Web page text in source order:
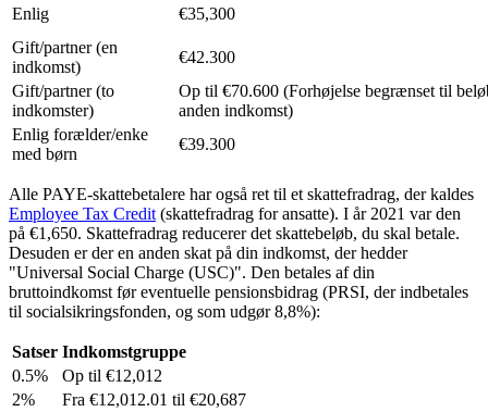
Enlig
€35,300
Gift/partner (en
indkomst)
€42.300
Gift/partner (to
indkomster)
Op til €70.600 (Forhøjelse begrænset til
anden indkomst)
Enlig forælder/enke
med børn
€39.300
Alle PAYE-skattebetalere har også ret til et skattefradrag, der kaldes
Employee Tax Credit (skattefradrag for ansatte). I år 2021 var den
på €1,650. Skattefradrag reducerer det skattebeløb, du skal betale.
Desuden er der en anden skat på din indkomst, der hedder
"Universal Social Charge (USC)". Den betales af din
bruttoindkomst før eventuelle pensionsbidrag (PRSI, der indbetales
til socialsikringsfonden, og som udgør 8,8%):
Satser Indkomstgruppe
0.5%
Op til €12,012
2%
Fra €12,012.01 til €20,687